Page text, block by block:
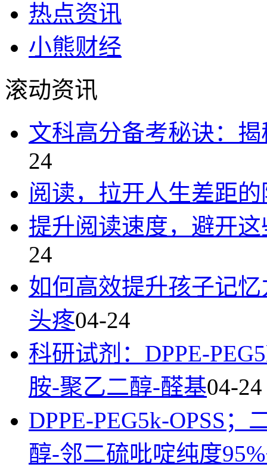
热点资讯
小熊财经
滚动资讯
文科高分备考秘诀：
24
阅读，拉开人生差距
提升阅读速度，避开
24
如何高效提升孩子记
头疼04-24
科研试剂：DPPE-
胺-聚乙二醇-醛基04-24
DPPE-PEG5k-OPSS
醇-邻二硫吡啶纯度